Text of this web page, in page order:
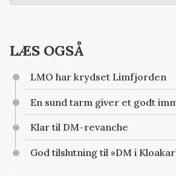
LÆS OGSÅ
LMO har krydset Limfjorden
En sund tarm giver et godt
Klar til DM-revanche
God tilslutning til »DM i